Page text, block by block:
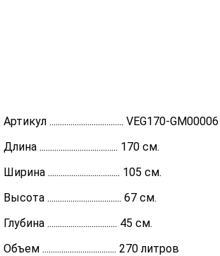
Артикул ................................... VEG170-GM00006
Длина ..................................... 170 см.
Ширина .................................. 105 см.
Высота ................................... 67 см.
Глубина ................................. 45 см.
Объем ................................... 270 литров